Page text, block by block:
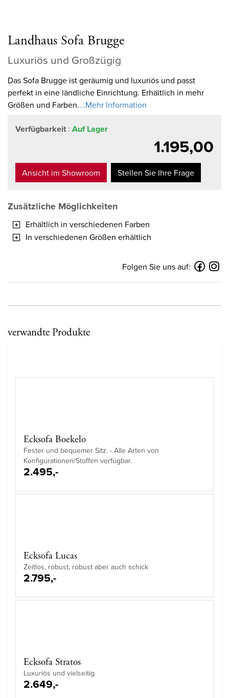
Landhaus Sofa Brugge
Luxuriös und Großzügig
Das Sofa Brugge ist geräumig und luxuriös und passt
perfekt in eine ländliche Einrichtung. Erhältlich in mehr
Größen und Farben....Mehr Information
Verfügbarkeit : Auf Lager
1.195,00
Ansicht im Showroom Stellen Sie Ihre Frage
Zusätzliche Möglichkeiten
Erhältlich in verschiedenen Farben
In verschiedenen Größen erhältlich
Folgen Sie uns auf:
verwandte Produkte
Ecksofa Boekelo
Fester und bequemer Sitz. - Alle Arten von
Konfigurationen/Stoffen verfügbar.
2.495,-
Ecksofa Lucas
Zeitlos, robust, robust aber auch schick
2.795,-
Ecksofa Stratos
Luxuriös und vielseitig
2.649,-